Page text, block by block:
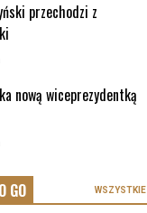
przechodzi z
nową wiceprezydentką
GO WSZYSTKIE